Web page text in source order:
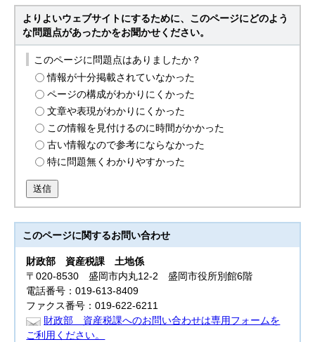
よりよいウェブサイトにするために、このページにどのよう
な問題点があったかをお聞かせください。
このページに問題点はありましたか？
情報が十分掲載されていなかった
ページの構成がわかりにくかった
文章や表現がわかりにくかった
この情報を見付けるのに時間がかかった
古い情報なので参考にならなかった
特に問題無くわかりやすかった
送信
このページに関するお問い合わせ
財政部 資産税課 土地係
〒020-8530 盛岡市内丸12-2 盛岡市役所別館6階
電話番号：019-613-8409
ファクス番号：019-622-6211
財政部 資産税課へのお問い合わせは専用フォームを
ご利用ください。